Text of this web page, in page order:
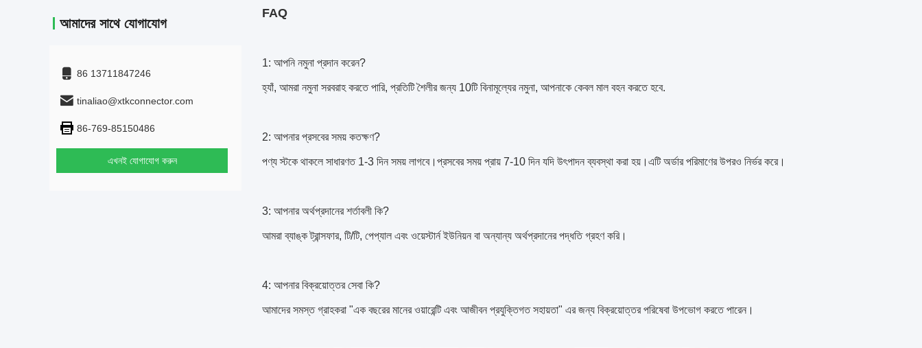
আমাদের সাথে যোগাযোগ
86 13711847246
tinaliao@xtkconnector.com
86-769-85150486
এখনই যোগাযোগ করুন
FAQ
1: আপনি নমুনা প্রদান করেন?
হ্যাঁ, আমরা নমুনা সরবরাহ করতে পারি, প্রতিটি শৈলীর জন্য 10টি বিনামূল্যের নমুনা, আপনাকে কেবল মাল বহন করতে হবে.
2: আপনার প্রসবের সময় কতক্ষণ?
পণ্য স্টকে থাকলে সাধারণত 1-3 দিন সময় লাগবে।প্রসবের সময় প্রায় 7-10 দিন যদি উৎপাদন ব্যবস্থা করা হয়।এটি অর্ডার পরিমাণের উপরও নির্ভর করে।
3: আপনার অর্থপ্রদানের শর্তাবলী কি?
আমরা ব্যাঙ্ক ট্রান্সফার, টি/টি, পেপ্যাল ​​এবং ওয়েস্টার্ন ইউনিয়ন বা অন্যান্য অর্থপ্রদানের পদ্ধতি গ্রহণ করি।
4: আপনার বিক্রয়োত্তর সেবা কি?
আমাদের সমস্ত গ্রাহকরা "এক বছরের মানের ওয়ারেন্টি এবং আজীবন প্রযুক্তিগত সহায়তা" এর জন্য বিক্রয়োত্তর পরিষেবা উপভোগ করতে পারেন।